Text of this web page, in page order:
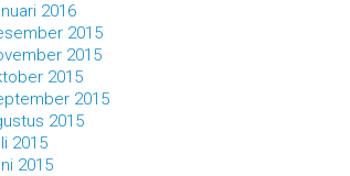
2016
2015
2015
2015
2015
2015
2015
2015